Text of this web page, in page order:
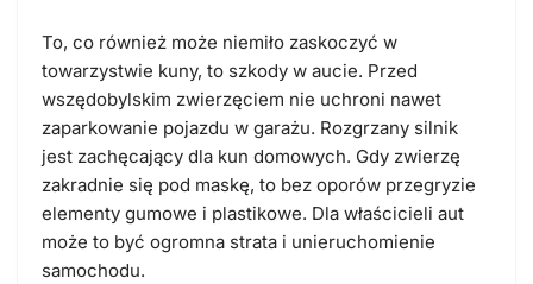
To, co również może niemiło zaskoczyć w
towarzystwie kuny, to szkody w aucie. Przed
wszędobylskim zwierzęciem nie uchroni nawet
zaparkowanie pojazdu w garażu. Rozgrzany silnik
jest zachęcający dla kun domowych. Gdy zwierzę
zakradnie się pod maskę, to bez oporów przegryzie
elementy gumowe i plastikowe. Dla właścicieli aut
może to być ogromna strata i unieruchomienie
samochodu.